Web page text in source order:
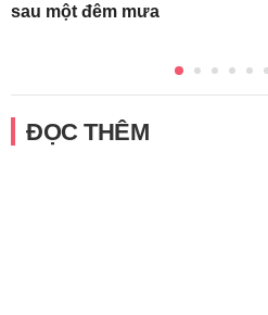
sau một đêm mưa
ĐỌC THÊM